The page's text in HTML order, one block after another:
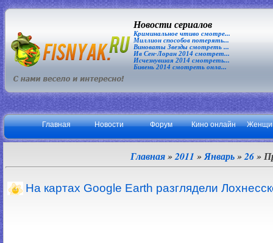
Новости сериалов
Криминальное чтиво смотре...
Миллион способов потерять...
Виноваты Звезды смотреть ...
Ив Сен-Лоран 2014 смотрет...
Исчезнувшая 2014 смотреть...
Бивень 2014 смотреть онла...
Главная Новости Форум Кино онлайн
Главная»2011 » Январь » 26»
На картах Google Earth разглядели